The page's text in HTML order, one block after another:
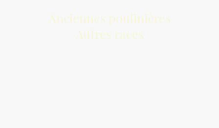
Anciennes poulinières
Autres races